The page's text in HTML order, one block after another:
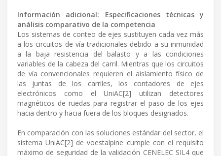
Información adicional: Especificaciones técnicas y
análisis comparativo de la competencia
Los sistemas de conteo de ejes sustituyen cada vez más
a los circuitos de vía tradicionales debido a su inmunidad
a la baja resistencia del balasto y a las condiciones
variables de la cabeza del carril. Mientras que los circuitos
de vía convencionales requieren el aislamiento físico de
las juntas de los carriles, los contadores de ejes
electrónicos como el UniAC[2] utilizan detectores
magnéticos de ruedas para registrar el paso de los ejes
hacia dentro y hacia fuera de los bloques designados.
En comparación con las soluciones estándar del sector, el
sistema UniAC[2] de voestalpine cumple con el requisito
máximo de seguridad de la validación CENELEC SIL4 que